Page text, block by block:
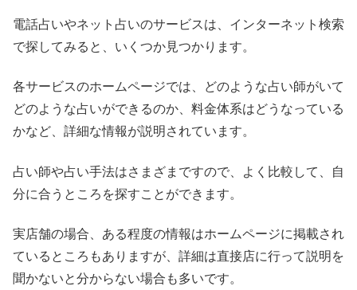
電話占いやネット占いのサービスは、インターネット検索
で探してみると、いくつか見つかります。
各サービスのホームページでは、どのような占い師がいて
どのような占いができるのか、料金体系はどうなっている
かなど、詳細な情報が説明されています。
占い師や占い手法はさまざまですので、よく比較して、自
分に合うところを探すことができます。
実店舗の場合、ある程度の情報はホームページに掲載され
ているところもありますが、詳細は直接店に行って説明を
聞かないと分からない場合も多いです。